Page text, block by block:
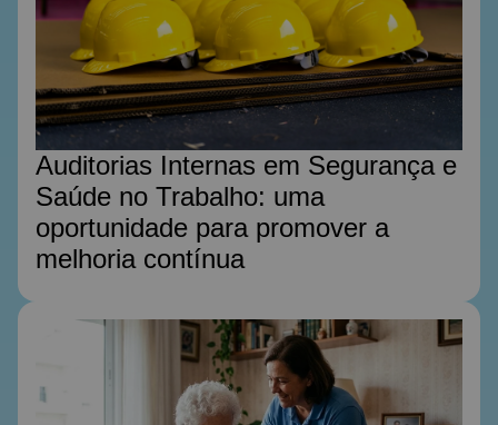
Auditorias Internas em Segurança e
Saúde no Trabalho: uma
oportunidade para promover a
melhoria contínua